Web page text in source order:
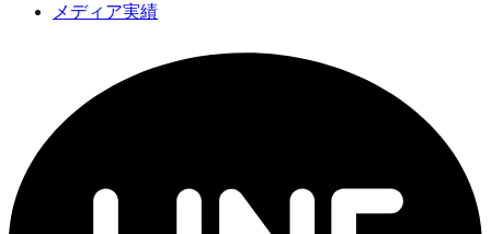
メディア実績